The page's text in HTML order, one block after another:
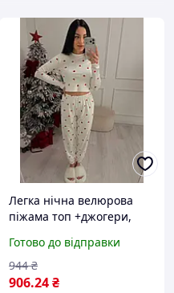
Легка нічна велюрова
піжама топ +джогери,
Готово до відправки
906.24₴
944 ₴